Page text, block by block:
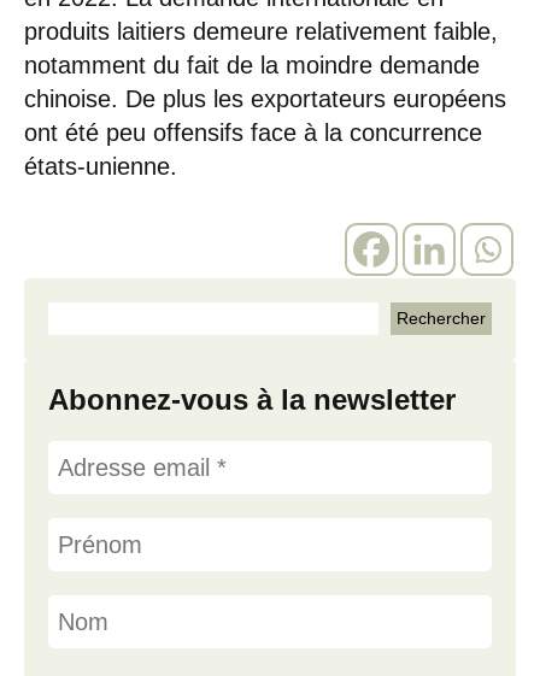
produits laitiers demeure relativement faible,
notamment du fait de la moindre demande
chinoise. De plus les exportateurs européens
ont été peu offensifs face à la concurrence
états-unienne.
Abonnez-vous à la newsletter